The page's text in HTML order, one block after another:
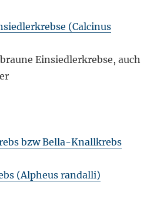
(Calcinus
Einsiedlerkrebse, auch
bzw Bella-Knallkrebs
(Alpheus randalli)